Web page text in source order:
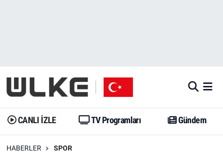
CANLI İZLE TV Programları Gündem
HABERLER SPOR
Gündem
Dünya
Gündem
Trend
İstanbul Namaz Vakitleri
Trafik Durumu